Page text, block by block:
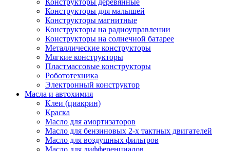
Конструкторы деревянные
Конструкторы для малышей
Конструкторы магнитные
Конструкторы на радиоуправлении
Конструкторы на солнечной батарее
Металлические конструкторы
Мягкие конструкторы
Пластмассовые конструкторы
Робототехника
Электронный конструктор
Масла и автохимия
Клеи (циакрин)
Краска
Масло для амортизаторов
Масло для бензиновых 2-х тактных двигателей
Масло для воздушных фильтров
Масло для дифференциалов